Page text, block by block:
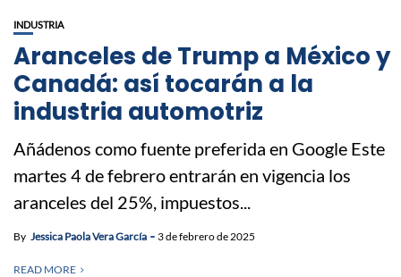
INDUSTRIA
Aranceles de Trump a México y
Canadá: así tocarán a la
industria automotriz
Añádenos como fuente preferida en Google Este
martes 4 de febrero entrarán en vigencia los
aranceles del 25%, impuestos...
By Jessica Paola Vera García 3 de febrero de 2025
READ MORE